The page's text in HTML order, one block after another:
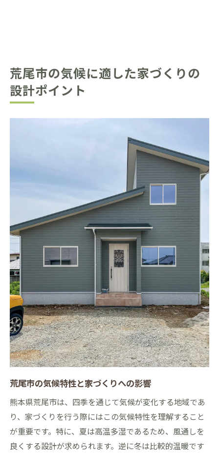
荒尾市の気候に適した家づくりの
設計ポイント
荒尾市の気候特性と家づくりへの影響
熊本県荒尾市は、四季を通じて気候が変化する地域であ
り、家づくりを行う際にはこの気候特性を理解すること
が重要です。特に、夏は高温多湿であるため、風通しを
良くする設計が求められます。逆に冬は比較的温暖です